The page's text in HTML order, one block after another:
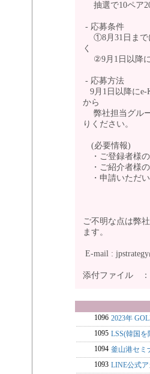
抽選で10ペア
- 応募条件
①8月31日まで
く
②9月1日以降に
- 応募方法
9月1日以降にe-
から
弊社担当グルー
りください。
(必要情報)
・ご登録者様の
・ご紹介者様の
・申請いただい
ご不明な点は弊
ます。
E-mail :
添付ファイル
1096 2023年
1095 LSS(韓国を
1094 釜山港セミ
1093 LINE公式